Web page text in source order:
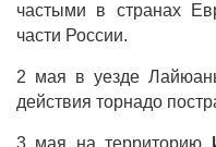
частыми в странах
части России.
2 мая в уезде
действия торнадо